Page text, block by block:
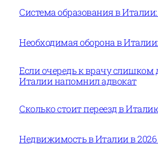
Система образования в Италии:
Необходимая оборона в
Если очередь к врачу слишком
Италии напомнил адвокат
Сколько стоит переезд в
Недвижимость в Италии в 2026